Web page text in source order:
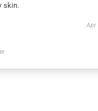
skin.
Apr